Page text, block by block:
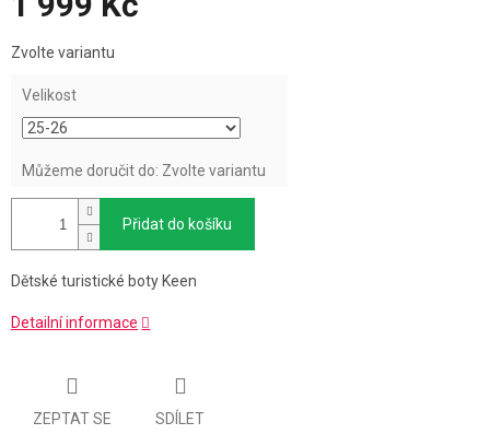
cena:
Zvolte variantu
Velikost
Můžeme doručit do: Zvolte variantu
Přidat do košíku
Dětské turistické boty Keen
Detailní informace
ZEPTAT SE SDÍLET